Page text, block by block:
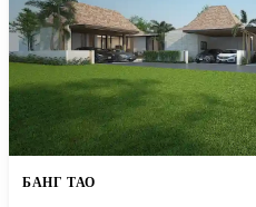
БАНГ ТАО